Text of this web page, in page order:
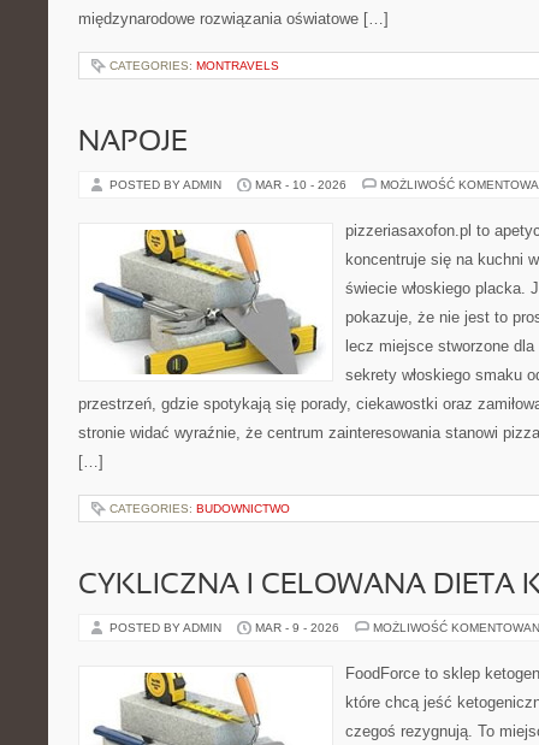
międzynarodowe rozwiązania oświatowe […]
CATEGORIES: MONTRAVELS
NAPOJE
POSTED BY ADMIN MAR - 10 - 2026 MOŻLIWOŚĆ
pizzeriasaxofon.pl to
koncentruje się na kuchni
świecie włoskiego placka.
pokazuje, że nie jest to
lecz miejsce stworzone
sekrety włoskiego smaku
przestrzeń, gdzie spotykają się porady, ciekawostki oraz
stronie widać wyraźnie, że centrum zainteresowania stanowi
[…]
CATEGORIES: BUDOWNICTWO
CYKLICZNA I CELOWANA DIETA
POSTED BY ADMIN MAR - 9 - 2026 MOŻLIWOŚĆ
FoodForce to sklep
które chcą jeść
czegoś rezygnują. To